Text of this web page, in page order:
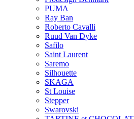
PUMA
Ray Ban
Roberto Cavalli
Ruud Van Dyke
Safilo
Saint Laurent
Saremo
Silhouette
SKAGA
St Louise
Stepper
Swarovski